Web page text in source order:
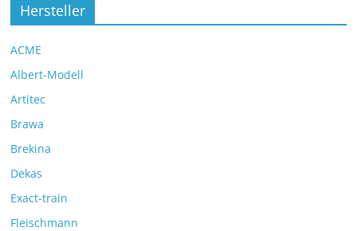
Hersteller
ACME
Albert-Modell
Artitec
Brawa
Brekina
Dekas
Exact-train
Fleischmann